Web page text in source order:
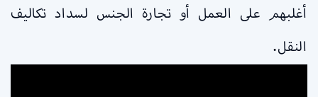
أغلبهم على العمل أو تجارة الجنس لسداد تكاليف
النقل.